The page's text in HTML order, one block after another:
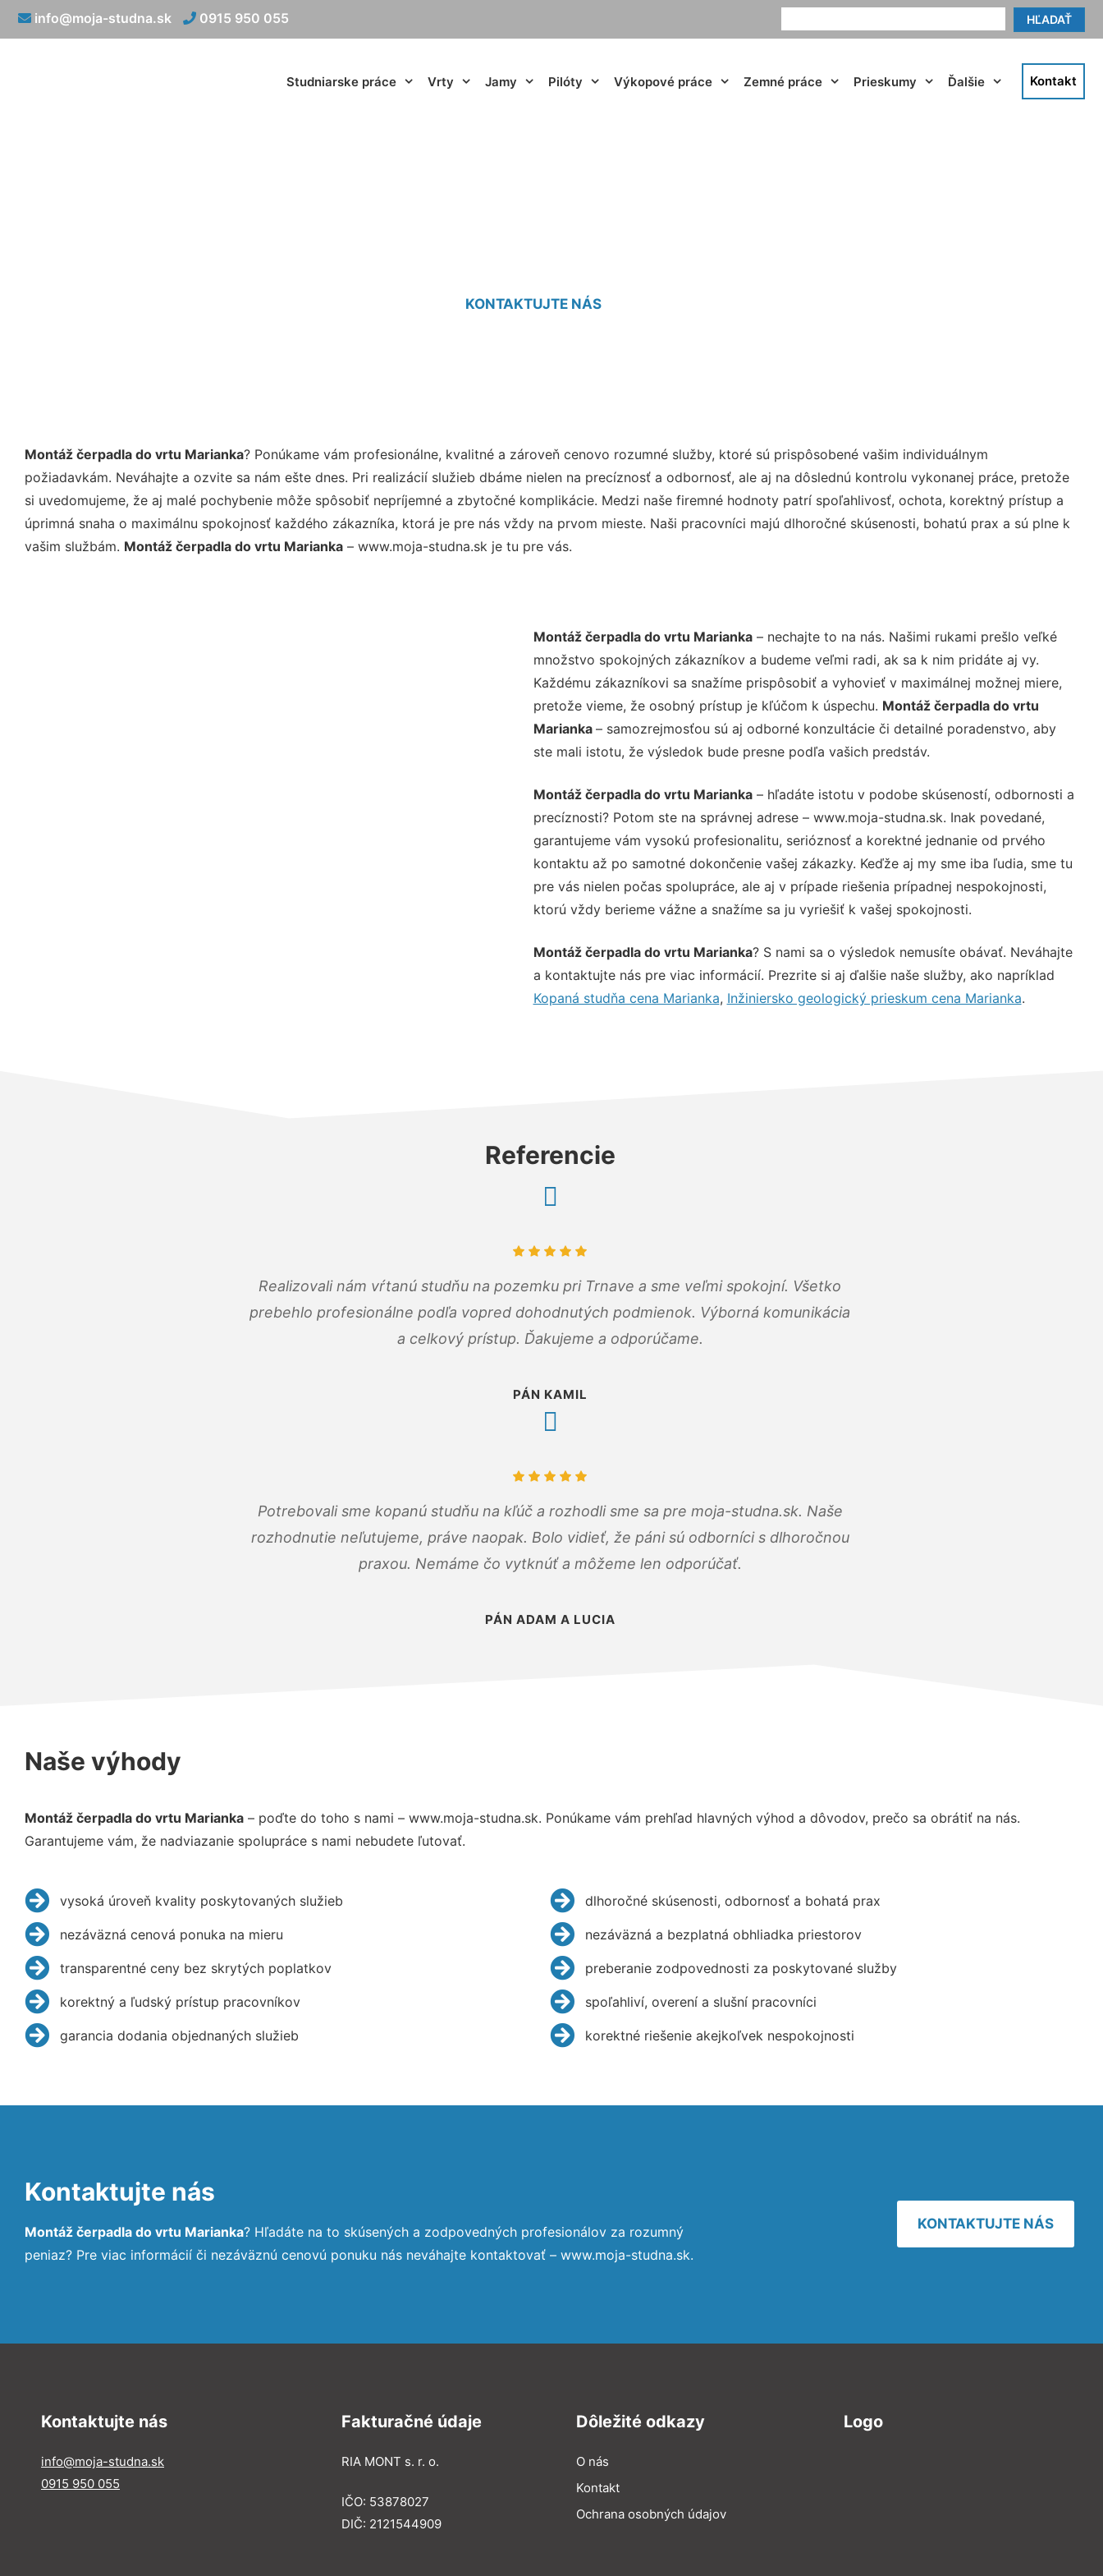
HĽADAŤ
info@moja-studna.sk 0915 950 055
Studniarske práce Vrty Jamy Pilóty Výkopové práce Zemné práce Prieskumy Ďalšie Kontakt
KONTAKTUJTE NÁS
Montáž čerpadla do vrtu Marianka? Ponúkame vám profesionálne, kvalitné a zároveň cenovo rozumné služby, ktoré sú prispôsobené vašim individuálnym
požiadavkám. Neváhajte a ozvite sa nám ešte dnes. Pri realizácií služieb dbáme nielen na precíznosť a odbornosť, ale aj na dôslednú kontrolu vykonanej práce, pretože
si uvedomujeme, že aj malé pochybenie môže spôsobiť nepríjemné a zbytočné komplikácie. Medzi naše firemné hodnoty patrí spoľahlivosť, ochota, korektný prístup a
úprimná snaha o maximálnu spokojnosť každého zákazníka, ktorá je pre nás vždy na prvom mieste. Naši pracovníci majú dlhoročné skúsenosti, bohatú prax a sú plne k
vašim službám. Montáž čerpadla do vrtu Marianka – www.moja-studna.sk je tu pre vás.
Montáž čerpadla do vrtu Marianka– nechajte to na nás. Našimi rukami prešlo veľké
množstvo spokojných zákazníkov a budeme veľmi radi, ak sa k nim pridáte aj vy.
Každému zákazníkovi sa snažíme prispôsobiť a vyhovieť v maximálnej možnej miere,
pretože vieme, že osobný prístup je kľúčom k úspechu. Montáž čerpadla do vrtu
Marianka – samozrejmosťou sú aj odborné konzultácie či detailné poradenstvo, aby
ste mali istotu, že výsledok bude presne podľa vašich predstáv.
Montáž čerpadla do vrtu Marianka– hľadáte istotu v podobe skúseností, odbornosti a
precíznosti? Potom ste na správnej adrese – www.moja-studna.sk. Inak povedané,
garantujeme vám vysokú profesionalitu, serióznosť a korektné jednanie od prvého
kontaktu až po samotné dokončenie vašej zákazky. Keďže aj my sme iba ľudia, sme tu
pre vás nielen počas spolupráce, ale aj v prípade riešenia prípadnej nespokojnosti,
ktorú vždy berieme vážne a snažíme sa ju vyriešiť k vašej spokojnosti.
Montáž čerpadla do vrtu Marianka? S nami sa o výsledok nemusíte obávať. Neváhajte
a kontaktujte nás pre viac informácií. Prezrite si aj ďalšie naše služby, ako napríklad
Kopaná studňa cena Marianka, Inžiniersko geologický prieskum cena Marianka.
Referencie
Realizovali nám vŕtanú studňu na pozemku pri Trnave a sme veľmi spokojní. Všetko
prebehlo profesionálne podľa vopred dohodnutých podmienok. Výborná komunikácia
a celkový prístup. Ďakujeme a odporúčame.
PÁN KAMIL
Potrebovali sme kopanú studňu na kľúč a rozhodli sme sa pre moja-studna.sk. Naše
rozhodnutie neľutujeme, práve naopak. Bolo vidieť, že páni sú odborníci s dlhoročnou
praxou. Nemáme čo vytknúť a môžeme len odporúčať.
PÁN ADAM A LUCIA
Naše výhody
Montáž čerpadla do vrtu Marianka – poďte do toho s nami – www.moja-studna.sk. Ponúkame vám prehľad hlavných výhod a dôvodov, prečo sa obrátiť na nás.
Garantujeme vám, že nadviazanie spolupráce s nami nebudete ľutovať.
vysoká úroveň kvality poskytovaných služieb
nezáväzná cenová ponuka na mieru
transparentné ceny bez skrytých poplatkov
korektný a ľudský prístup pracovníkov
garancia dodania objednaných služieb
dlhoročné skúsenosti, odbornosť a bohatá prax
nezáväzná a bezplatná obhliadka priestorov
preberanie zodpovednosti za poskytované služby
spoľahliví, overení a slušní pracovníci
korektné riešenie akejkoľvek nespokojnosti
Kontaktujte nás
Montáž čerpadla do vrtu Marianka? Hľadáte na to skúsených a zodpovedných profesionálov za rozumný
peniaz? Pre viac informácií či nezáväznú cenovú ponuku nás neváhajte kontaktovať – www.moja-studna.sk.
KONTAKTUJTE NÁS
Kontaktujte nás
info@moja-studna.sk
0915 950 055
Fakturačné údaje
RIA MONT s. r. o.
IČO: 53878027
DIČ: 2121544909
Dôležité odkazy
O nás
Kontakt
Ochrana osobných údajov
Logo